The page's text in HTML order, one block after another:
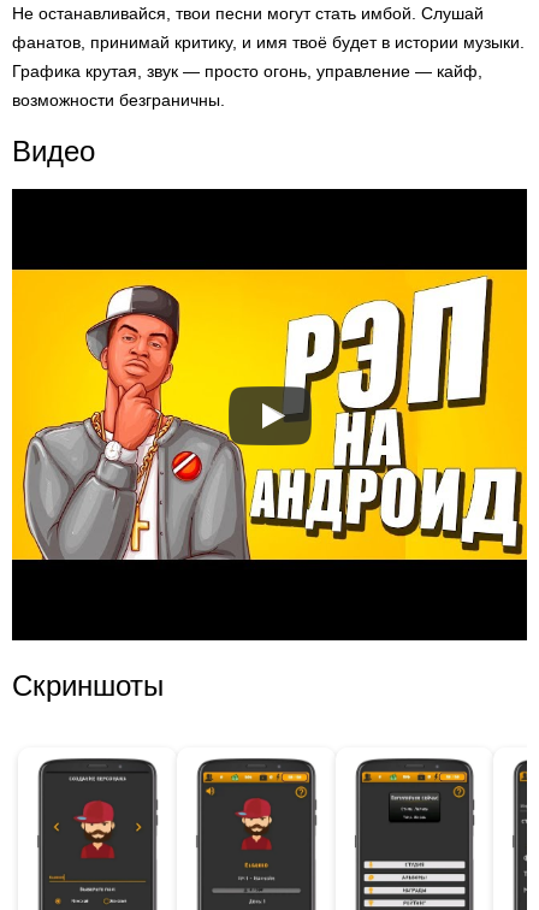
Не останавливайся, твои песни могут стать имбой. Слушай
фанатов, принимай критику, и имя твоё будет в истории музыки.
Графика крутая, звук — просто огонь, управление — кайф,
возможности безграничны.
Видео
Скриншоты